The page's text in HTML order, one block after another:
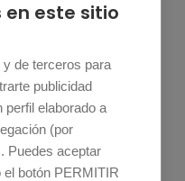
y harina de guisante,
bambú, pimentón
cítrico y conservante:
en este sitio
de terceros para
publicidad
perfil elaborado a
(por
Puedes aceptar
botón PERMITIR